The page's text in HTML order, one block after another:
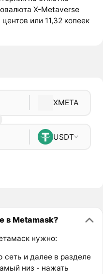
X-Metaverse
или 11,32 копеек
XMETA
USDT
в Metamask?
нужно:
и далее в разделе
низ - нажать